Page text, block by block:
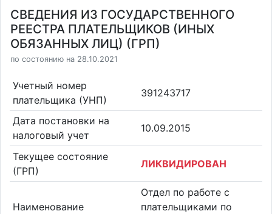
СВЕДЕНИЯ ИЗ ГОСУДАРСТВЕННОГО
РЕЕСТРА ПЛАТЕЛЬЩИКОВ (ИНЫХ
ОБЯЗАННЫХ ЛИЦ) (ГРП)
по состоянию на 28.10.2021
Учетный номер
плательщика (УНП)
391243717
Дата постановки на
налоговый учет
10.09.2015
Текущее состояние
(ГРП)
ЛИКВИДИРОВАН
Наименование
Отдел по работе с
плательщиками по